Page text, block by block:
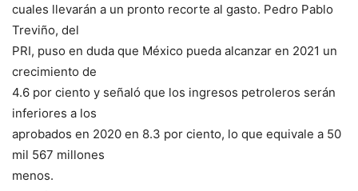
cuales llevarán a un pronto recorte al gasto. Pedro Pablo
Treviño, del
PRI, puso en duda que México pueda alcanzar en 2021 un
crecimiento de
4.6 por ciento y señaló que los ingresos petroleros serán
inferiores a los
aprobados en 2020 en 8.3 por ciento, lo que equivale a 50
mil 567 millones
menos.